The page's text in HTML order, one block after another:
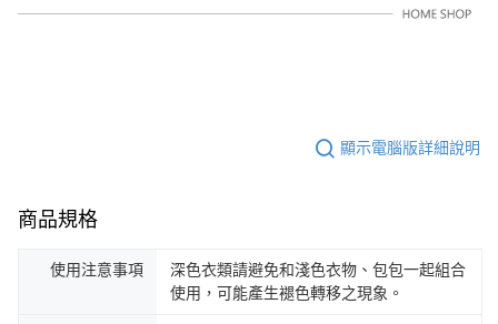
顯示電腦版詳細說明
商品規格
使用注意事項
深色衣類請避免和淺色衣物、包包一起組合
使用，可能產生褪色轉移之現象。